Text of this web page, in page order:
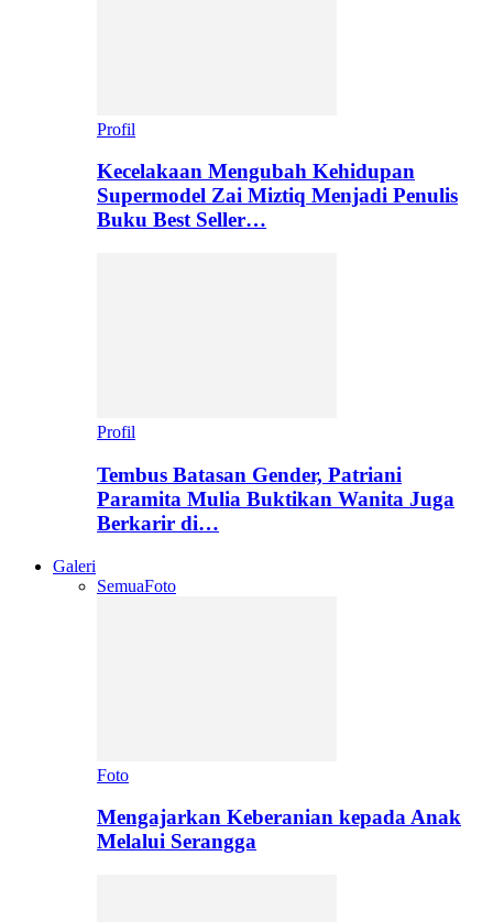
Profil
Kecelakaan Mengubah Kehidupan
Supermodel Zai Miztiq Menjadi Penulis
Buku Best Seller…
Profil
Tembus Batasan Gender, Patriani
Paramita Mulia Buktikan Wanita Juga
Berkarir di…
Galeri
SemuaFoto
Foto
Mengajarkan Keberanian kepada Anak
Melalui Serangga